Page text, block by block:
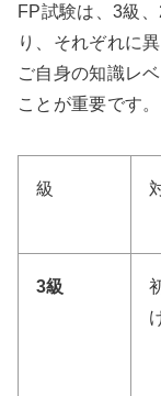
FP試験は、3級
り、それぞれに
ご自身の知識レ
ことが重要です。
級
3級